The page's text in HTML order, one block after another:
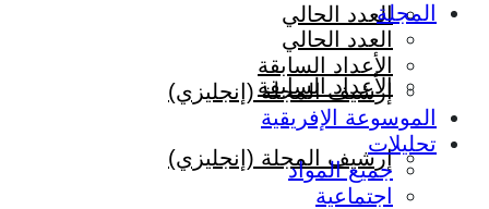
العدد الحالي
الأعداد السابقة
إرشيف المجلة (إنجليزي)
المجلة
العدد الحالي
الأعداد السابقة
إرشيف المجلة (إنجليزي)
الموسوعة الإفريقية
تحليلات
جميع المواد
اجتماعية